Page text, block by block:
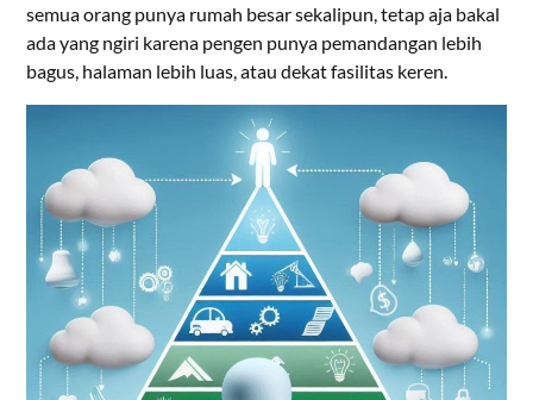
semua orang punya rumah besar sekalipun, tetap aja bakal
ada yang ngiri karena pengen punya pemandangan lebih
bagus, halaman lebih luas, atau dekat fasilitas keren.